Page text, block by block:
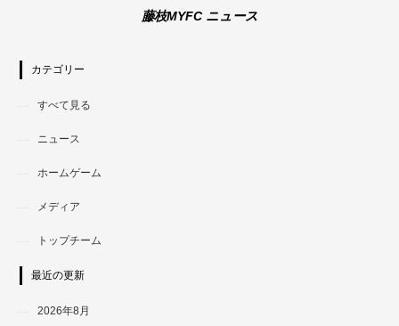
藤枝MYFC ニュース
カテゴリー
すべて見る
ニュース
ホームゲーム
メディア
トップチーム
最近の更新
2026年8月